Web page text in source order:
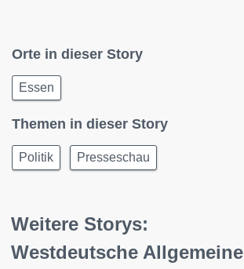
Orte in dieser Story
Essen
Themen in dieser Story
Politik Presseschau
Weitere Storys:
Westdeutsche Allgemeine